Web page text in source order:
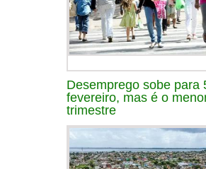
Desemprego sobe para
fevereiro, mas é o
trimestre